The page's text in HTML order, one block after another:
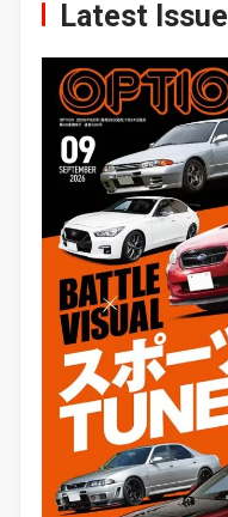
Latest Issue